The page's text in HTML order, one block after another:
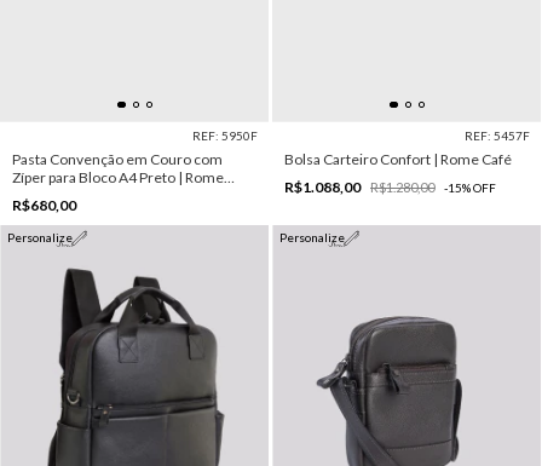
REF: 5950F
Pasta Convenção em Couro com
Zíper para Bloco A4 Preto | Rome
Preto
R$680,00
REF: 5457F
Bolsa Carteiro Confort | Rome Café
R$1.088,00
R$1.280,00 -15%OFF
Personalize Personalize